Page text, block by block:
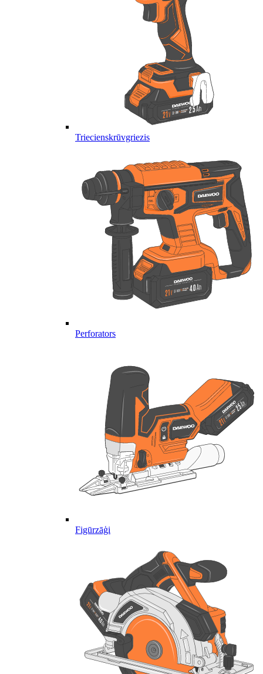
Triecienskrūvgriezis
Perforators
Figūrzāģi